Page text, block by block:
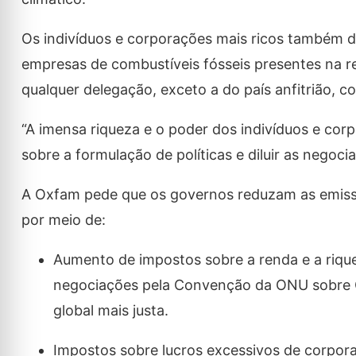
Os indivíduos e corporações mais ricos também
empresas de combustíveis fósseis presentes na
qualquer delegação, exceto a do país anfitrião,
“A imensa riqueza e o poder dos indivíduos e
sobre a formulação de políticas e diluir as
A Oxfam pede que os governos reduzam as
por meio de:
Aumento de impostos sobre a renda e a
negociações pela Convenção da ONU
global mais justa.
Impostos sobre lucros excessivos de